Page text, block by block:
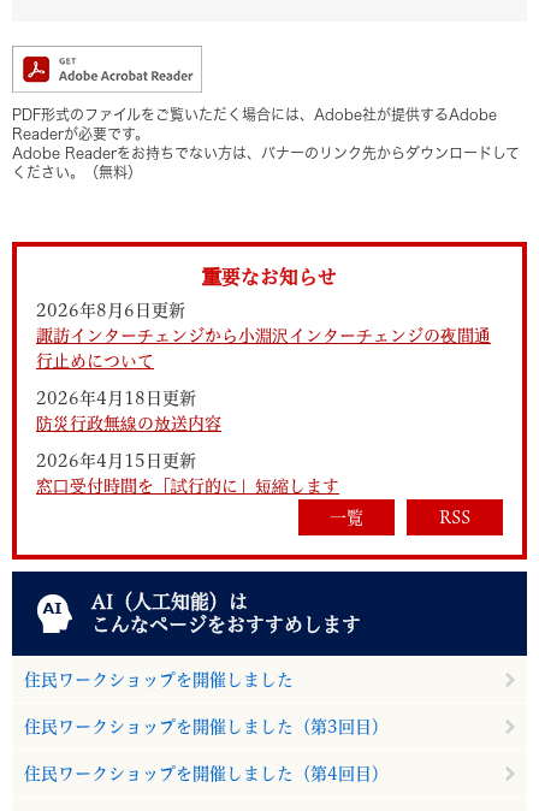
PDF形式のファイルをご覧いただく場合には、Adobe社が提供するAdobe
Readerが必要です。
Adobe Readerをお持ちでない方は、バナーのリンク先からダウンロードして
ください。（無料）
重要なお知らせ
2026年8月6日更新
諏訪インターチェンジから小淵沢インターチェンジの夜間通
行止めについて
2026年4月18日更新
防災行政無線の放送内容
2026年4月15日更新
窓口受付時間を「試行的に」短縮します
一覧
RSS
AI（人工知能）は
こんなページをおすすめします
住民ワークショップを開催しました
住民ワークショップを開催しました（第3回目）
住民ワークショップを開催しました（第4回目）